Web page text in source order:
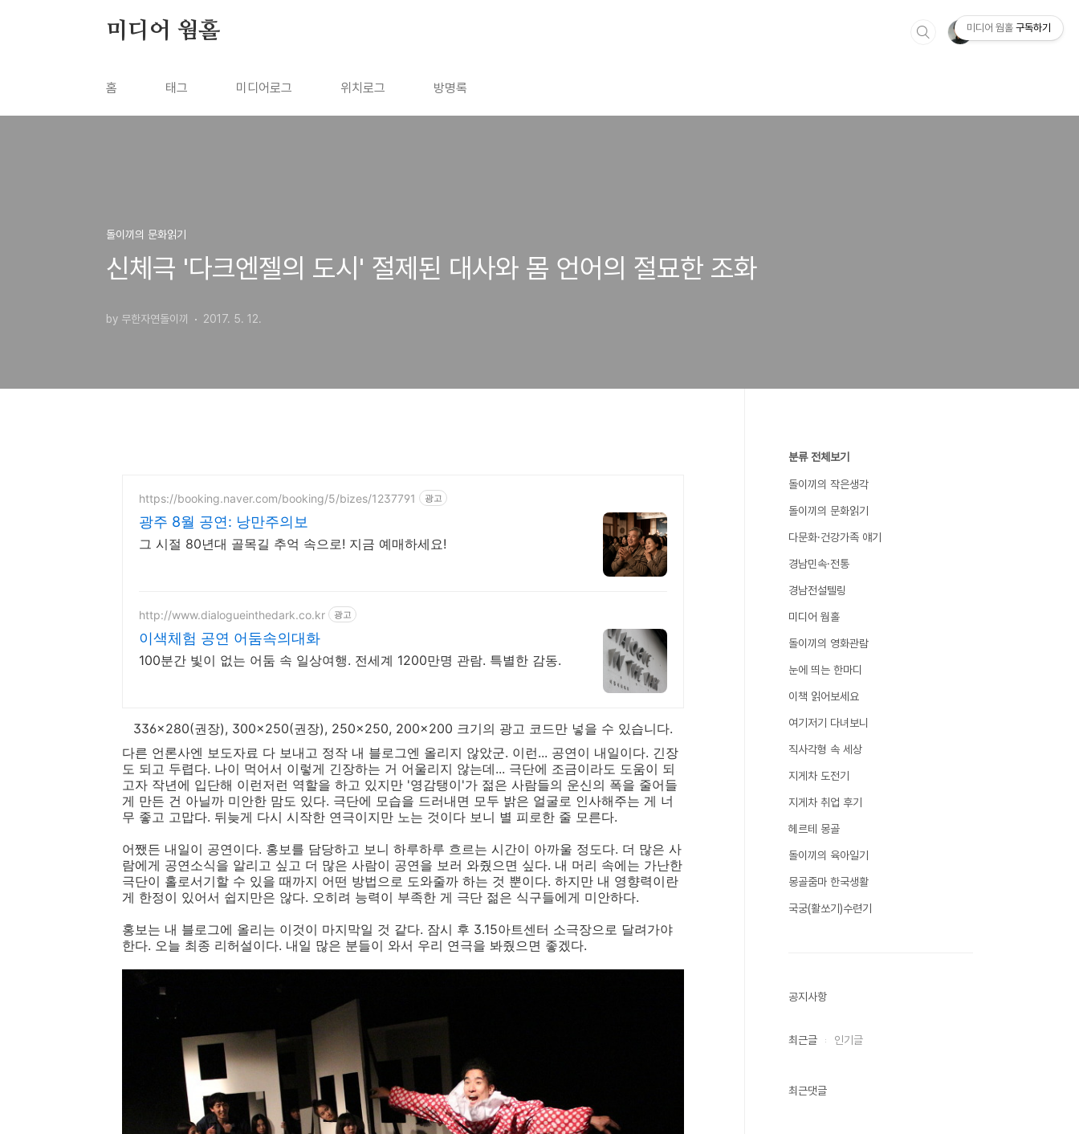
미디어 웜홀
홈 태그 미디어로그 위치로그 방명록
돌이끼의 문화읽기
신체극 '다크엔젤의 도시' 절제된 대사와 몸 언어의 절묘한 조화
by 무한자연돌이끼 2017. 5. 12.
https://booking.naver.com/booking/5/bizes/1237791 광고
광주 8월 공연: 낭만주의보
그 시절 80년대 골목길 추억 속으로! 지금 예매하세요!
http://www.dialogueinthedark.co.kr 광고
이색체험 공연 어둠속의대화
100분간 빛이 없는 어둠 속 일상여행. 전세계 1200만명 관람. 특별한 감동.
336x280(권장), 300x250(권장), 250x250, 200x200 크기의 광고 코드만 넣을 수 있습니다.
다른 언론사엔 보도자료 다 보내고 정작 내 블로그엔 올리지 않았군. 이런... 공연이 내일이다. 긴장
도 되고 두렵다. 나이 먹어서 이렇게 긴장하는 거 어울리지 않는데... 극단에 조금이라도 도움이 되
고자 작년에 입단해 이런저런 역할을 하고 있지만 '영감탱이'가 젊은 사람들의 운신의 폭을 줄어들
게 만든 건 아닐까 미안한 맘도 있다. 극단에 모습을 드러내면 모두 밝은 얼굴로 인사해주는 게 너
무 좋고 고맙다. 뒤늦게 다시 시작한 연극이지만 노는 것이다 보니 별 피로한 줄 모른다.
어쨌든 내일이 공연이다. 홍보를 담당하고 보니 하루하루 흐르는 시간이 아까울 정도다. 더 많은 사
람에게 공연소식을 알리고 싶고 더 많은 사람이 공연을 보러 와줬으면 싶다. 내 머리 속에는 가난한
극단이 홀로서기할 수 있을 때까지 어떤 방법으로 도와줄까 하는 것 뿐이다. 하지만 내 영향력이란
게 한정이 있어서 쉽지만은 않다. 오히려 능력이 부족한 게 극단 젊은 식구들에게 미안하다.
홍보는 내 블로그에 올리는 이것이 마지막일 것 같다. 잠시 후 3.15아트센터 소극장으로 달려가야
한다. 오늘 최종 리허설이다. 내일 많은 분들이 와서 우리 연극을 봐줬으면 좋겠다.
분류 전체보기
돌이끼의 작은생각
돌이끼의 문화읽기
다문화·건강가족 얘기
경남민속·전통
경남전설텔링
미디어 웜홀
돌이끼의 영화관람
눈에 띄는 한마디
이책 읽어보세요
여기저기 다녀보니
직사각형 속 세상
지게차 도전기
지게차 취업 후기
헤르테 몽골
돌이끼의 육아일기
몽골줌마 한국생활
국궁(활쏘기)수련기
공지사항
최근글 인기글
최근댓글
미디어 웜홀 구독하기